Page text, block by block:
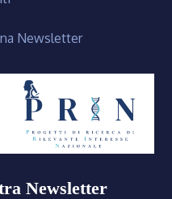
Newsletter
Newsletter